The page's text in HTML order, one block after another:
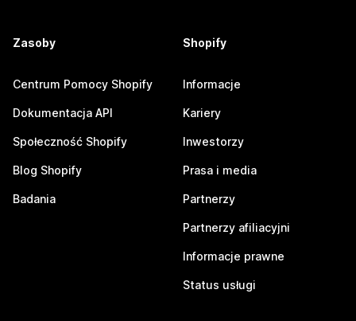
Zasoby
Centrum Pomocy Shopify
Dokumentacja API
Społeczność Shopify
Blog Shopify
Badania
Shopify
Informacje
Kariery
Inwestorzy
Prasa i media
Partnerzy
Partnerzy afiliacyjni
Informacje prawne
Status usługi